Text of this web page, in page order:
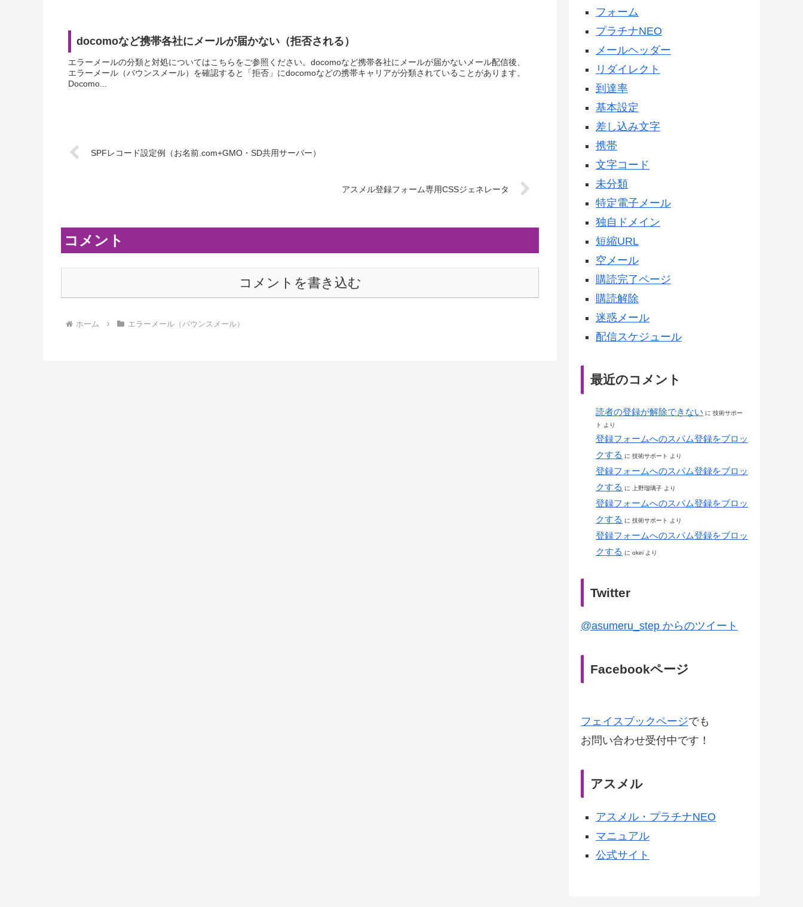
docomoなど携帯各社にメールが届かない（拒否される）
エラーメールの分類と対処についてはこちらをご参照ください。docomoなど携帯各社にメールが届かないメール配信後、
エラーメール（バウンスメール）を確認すると「拒否」にdocomoなどの携帯キャリアが分類されていることがあります。
Docomo...
SPFレコード設定例（お名前.com+GMO・SD共用サーバー）
アスメル登録フォーム専用CSSジェネレータ
コメント
コメントを書き込む
ホーム エラーメール（バウンスメール）
フォーム
プラチナNEO
メールヘッダー
リダイレクト
到達率
基本設定
差し込み文字
携帯
文字コード
未分類
特定電子メール
独自ドメイン
短縮URL
空メール
購読完了ページ
購読解除
迷惑メール
配信スケジュール
最近のコメント
読者の登録が解除できない に 技術サポー
ト
より
登録フォームへのスパム登録をブロッ
クする に 技術サポート より
登録フォームへのスパム登録をブロッ
クする に 上野瑠璃子 より
登録フォームへのスパム登録をブロッ
クする に 技術サポート より
登録フォームへのスパム登録をブロッ
クする に okei より
Twitter
@asumeru_step からのツイート
Facebookページ
フェイスブックページでも
お問い合わせ受付中です！
アスメル
アスメル・プラチナNEO
マニュアル
公式サイト